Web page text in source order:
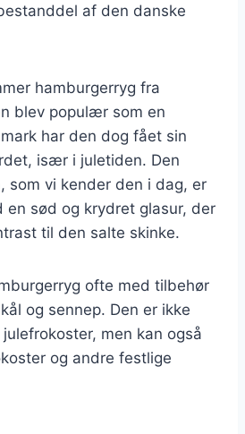
af den danske
hamburgerryg fra
blev populær som en
har den dog fået sin
især i juletiden. Den
som vi kender den i dag, er
sød og krydret glasur, der
til den salte skinke.
ofte med tilbehør
og sennep. Den er ikke
men kan også
og andre festlige